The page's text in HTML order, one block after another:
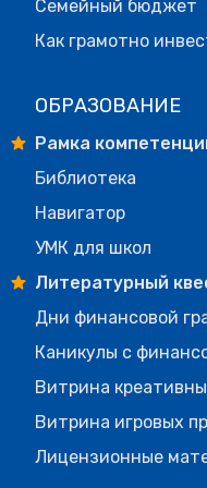
Семейный бюджет
Как грамотно
ОБРАЗОВАНИЕ
Рамка
Библиотека
Навигатор
УМК для школ
Литературный
Дни финансовой
Каникулы с
Витрина
Витрина игровых
Лицензионные